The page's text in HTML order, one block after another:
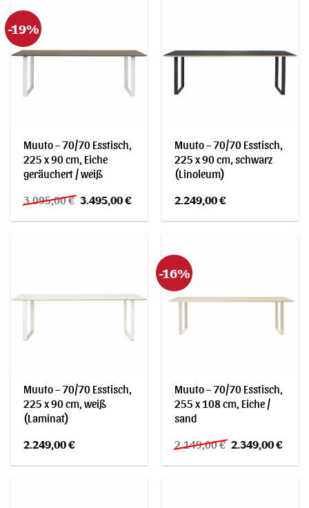
-19%
Muuto – 70/70 Esstisch,
225 x 90 cm, Eiche
geräuchert / weiß
3.095,00€ Ursprünglicher
war:
3.495,00€Aktueller
ist:
Muuto – 70/70 Esstisch,
225 x 90 cm, schwarz
(Linoleum)
2.249,00€
Muuto – 70/70 Esstisch,
225 x 90 cm, weiß
(Laminat)
2.249,00€
-16%
Muuto – 70/70 Esstisch,
255 x 108 cm, Eiche /
sand
2.149,00€ Ursprünglicher
war:
2.349,00€
ist: